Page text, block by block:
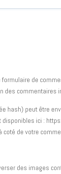
de
des commentaires
hash) peut être
ici :
de votre
des images